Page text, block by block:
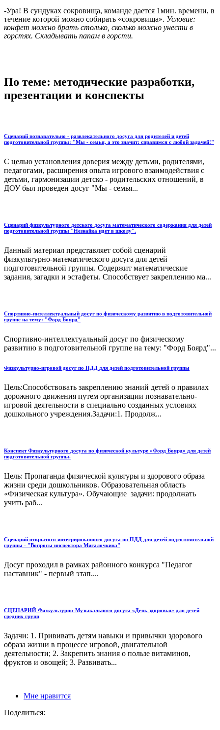
-Ура! В сундуках сокровища, команде дается 1мин. времени, в
течение которой можно собирать «сокровища». Условие:
конфет можно брать столько, сколько можно унести в
горстях. Складывать папам в горсти.
По теме: методические разработки,
презентации и конспекты
Сценарий познавательно - развлекательного досуга для родителей и детей
подготовительной группы: "Мы - семья, а это значит: справимся с любой задачей!"
С целью установления доверия между детьми, родителями,
педагогами, расширения опыта игрового взаимодействия с
детьми, гармонизации детско - родительских отношений, в
ДОУ был проведен досуг "Мы - семья...
Сценарий физкультурного детского досуга математического содержания для детей
подготовительной группы "Незнайка идет в школу".
Данный материал представляет собой сценарий
физкультурно-математического досуга для детей
подготовительной группы. Содержит математические
задания, загадки и эстафеты. Способствует закреплению ма...
Спортивно-интеллектуальный досуг по физическому развитию в подготовительной
группе на тему: "Форд Боярд"
Спортивно-интеллектуальный досуг по физическому
развитию в подготовительной группе на тему: "Форд Боярд"...
Физкультурно-игровой досуг по ПДД для детей подготовительной группы
Цель:Способствовать закреплению знаний детей о правилах
дорожного движения путем организации познавательно-
игровой деятельности в специально созданных условиях
дошкольного учреждения.Задачи:1. Продолж...
Конспект Физкультурного досуга по физической культуре «Форд Боярд» для детей
подготовительной группы.
Цель: Пропаганда физической культуры и здорового образа
жизни среди дошкольников. Образовательная область
«Физическая культура». Обучающие задачи: продолжать
учить раб...
Сценарий открытого интегрированного досуга по ПДД для детей подготовительной
группы - "Вопросы инспектора Мигалочкина"
Досуг проходил в рамках районного конкурса "Педагог
наставник" - первый этап....
СЦЕНАРИЙ Физкультурно-Музыкального досуга «День здоровья» для детей
средних групп
Задачи: 1. Прививать детям навыки и привычки здорового
образа жизни в процессе игровой, двигательной
деятельности; 2. Закрепить знания о пользе витаминов,
фруктов и овощей; 3. Развивать...
Мне нравится
Поделиться: